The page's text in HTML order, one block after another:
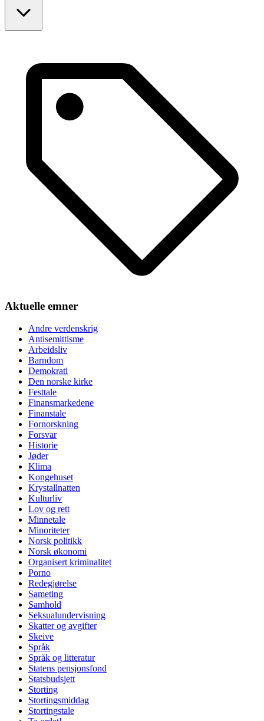
Aktuelle emner
Andre verdenskrig
Antisemittisme
Arbeidsliv
Barndom
Demokrati
Den norske kirke
Festtale
Finansmarkedene
Finanstale
Fornorskning
Forsvar
Historie
Jøder
Klima
Kongehuset
Krystallnatten
Kulturliv
Lov og rett
Minnetale
Minoriteter
Norsk politikk
Norsk økonomi
Organisert kriminalitet
Porno
Redegjørelse
Sameting
Samhold
Seksualundervisning
Skatter og avgifter
Skeive
Språk
Språk og litteratur
Statens pensjonsfond
Statsbudsjett
Storting
Stortingsmiddag
Stortingstale